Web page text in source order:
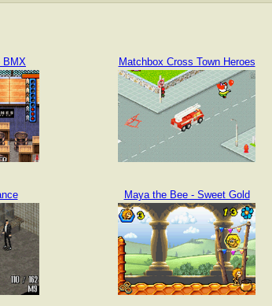
BMX Matchbox Cross Town Heroes
Maya the Bee - Sweet Gold